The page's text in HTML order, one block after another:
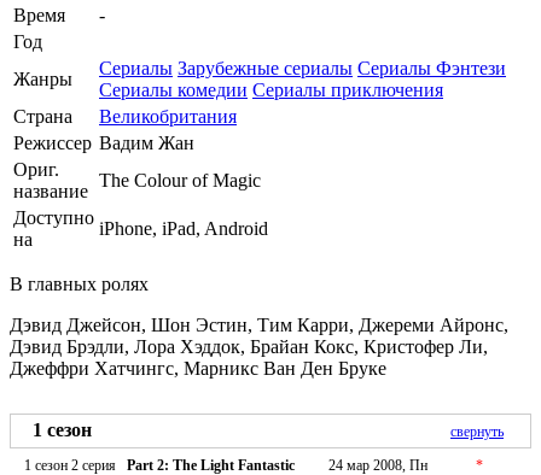
Время
-
Год
Жанры
Сериалы Зарубежные сериалы Сериалы Фэнтези
Сериалы комедии Сериалы приключения
Страна
Великобритания
Режиссер Вадим Жан
Ориг.
название
The Colour of Magic
Доступно
на
iPhone, iPad, Android
В главных ролях
Дэвид Джейсон, Шон Эстин, Тим Карри, Джереми Айронс,
Дэвид Брэдли, Лора Хэддок, Брайан Кокс, Кристофер Ли,
Джеффри Хатчингс, Марникс Ван Ден Бруке
1 сезон
свернуть
1 сезон 2 серия
Part 2: The Light Fantastic 24 мар 2008, Пн
*